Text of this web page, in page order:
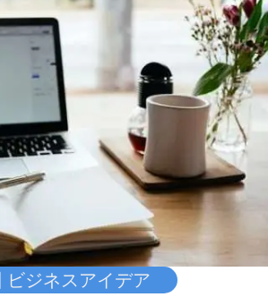
ビジネスアイデア